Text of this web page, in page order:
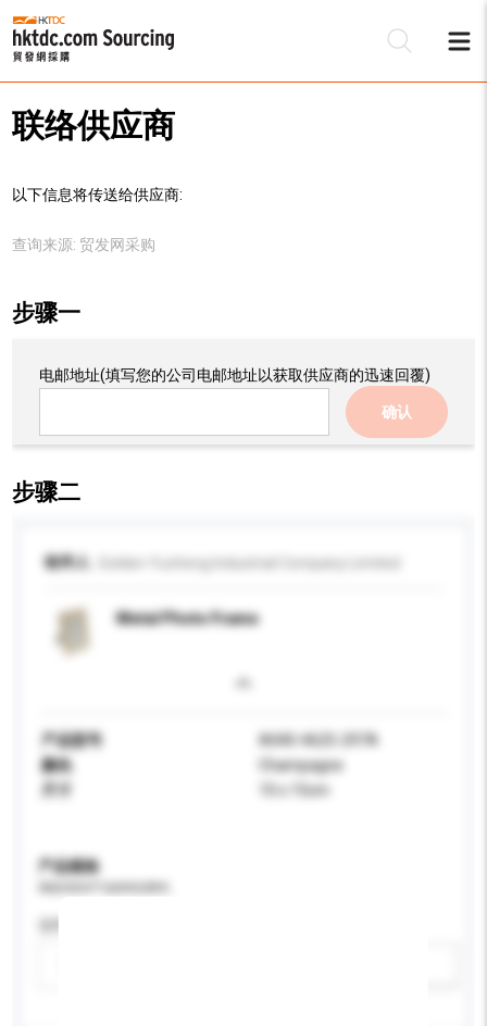
联络供应商
以下信息将传送给供应商:
查询来源: 贸发网采购
步骤一
电邮地址(填写您的公司电邮地址以获取供应商的迅速回覆)
确认
步骤二
收件人
Metal Photo Frame
产品型号
A040-4625-297A
颜色
Champagne
10 x 15cm
产品规格